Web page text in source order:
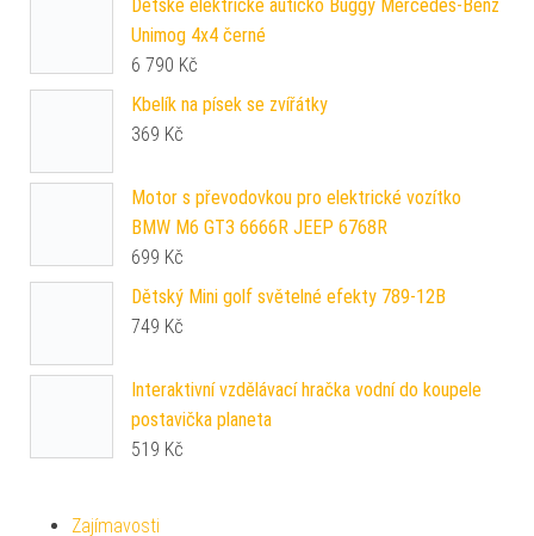
Dětské elektrické autíčko Buggy Mercedes-Benz
Unimog 4x4 černé
6 790 Kč
Kbelík na písek se zvířátky
369 Kč
Motor s převodovkou pro elektrické vozítko
BMW M6 GT3 6666R JEEP 6768R
699 Kč
Dětský Mini golf světelné efekty 789-12B
749 Kč
Interaktivní vzdělávací hračka vodní do koupele
postavička planeta
519 Kč
Zajímavosti